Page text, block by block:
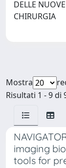
DELLE
CHIRURGIA
Mostra
Risultati 1 - 9 di
imaging
tools for